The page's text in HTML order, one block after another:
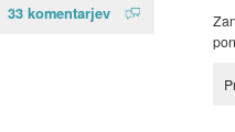
33 komentarjev